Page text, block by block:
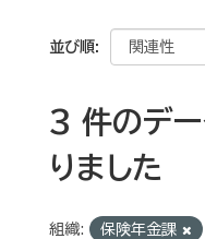
並び順
3 件のデー
りました
組織: 保険年金課